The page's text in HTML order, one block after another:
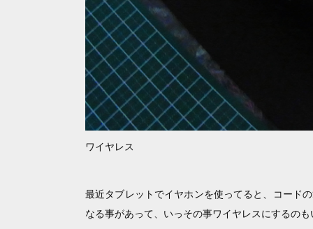
ワイヤレス
最近タブレットでイヤホンを使ってると、コード
なる事があって、いっその事ワイヤレスにするの